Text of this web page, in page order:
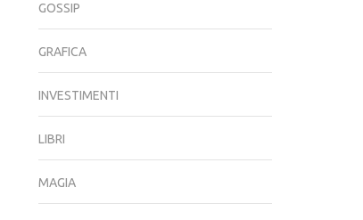
GOSSIP
GRAFICA
INVESTIMENTI
LIBRI
MAGIA